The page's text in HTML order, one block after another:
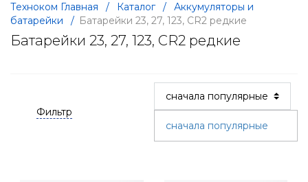
Техноком Главная / Каталог /
Аккумуляторы и
батарейки
/ Батарейки 23, 27, 123, CR2 редкие
Батарейки 23, 27, 123, CR2 редкие
Фильтр
сначала популярные